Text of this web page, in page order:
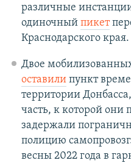
различные
одиночный пикет
Краснодарского края.
Двое
оставилипункт
территории
часть, к которой
задержали
полицию
весны 2022 года в